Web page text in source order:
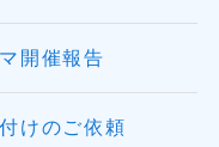
開催報告
けのご依頼